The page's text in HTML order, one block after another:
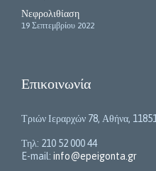
Νεφρολιθίαση
19 Σεπτεμβρίου 2022
Επικοινωνία
Τριών Ιεραρχών 78, Αθήνα, 11851
Τηλ: 210 52 000 44
E-mail: info@epeigonta.gr